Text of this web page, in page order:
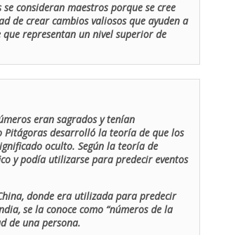
consideran maestros porque se cree
de crear cambios valiosos que ayuden a
representan un nivel superior de
eran sagrados y tenían
Pitágoras desarrolló la teoría de que los
oculto. Según la teoría de
y podía utilizarse para predecir eventos
donde era utilizada para predecir
se la conoce como “números de la
de una persona.